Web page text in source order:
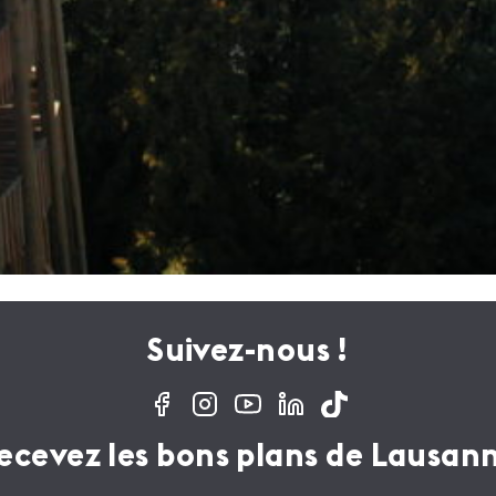
Suivez-nous !
les bons plans de